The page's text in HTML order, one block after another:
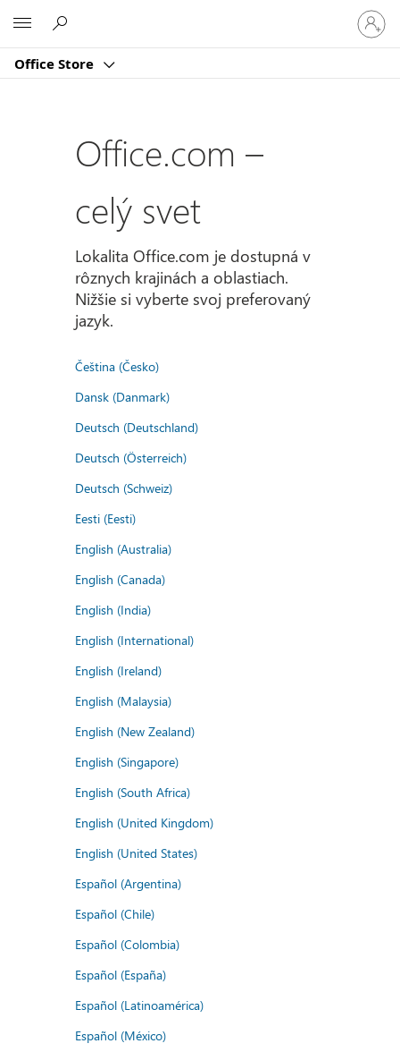
Office Store
sa
k
kontu
Office.com –
celý svet
Lokalita Office.com je dostupná v
rôznych krajinách a oblastiach.
Nižšie si vyberte svoj preferovaný
jazyk.
Čeština (Česko)
Dansk (Danmark)
Deutsch (Deutschland)
Deutsch (Österreich)
Deutsch (Schweiz)
Eesti (Eesti)
English (Australia)
English (Canada)
English (India)
English (International)
English (Ireland)
English (Malaysia)
English (New Zealand)
English (Singapore)
English (South Africa)
English (United Kingdom)
English (United States)
Español (Argentina)
Español (Chile)
Español (Colombia)
Español (España)
Español (Latinoamérica)
Español (México)